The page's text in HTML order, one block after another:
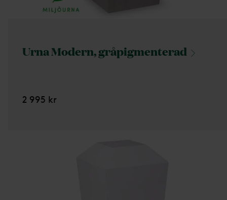
Urna Modern,gråpigmenterad
2 995 kr